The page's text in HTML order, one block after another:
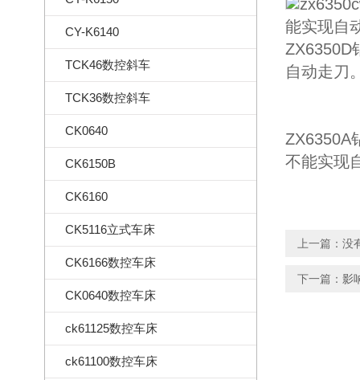
CY-K6140
TCK46数控斜车
TCK36数控斜车
CK0640
CK6150B
CK6160
CK5116立式车床
CK6166数控车床
CK0640数控车床
ck61125数控车床
ck61100数控车床
能实现自
ZX6350D
自动走刀
ZX6350A
不能实现
上一篇：没
下一篇： 影